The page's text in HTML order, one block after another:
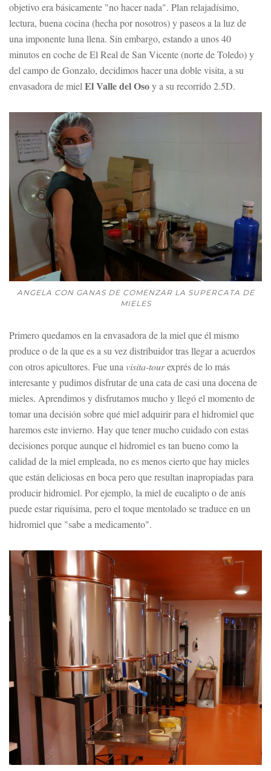
objetivo era básicamente "no hacer nada". Plan relajadísimo,
lectura, buena cocina (hecha por nosotros) y paseos a la luz de
una imponente luna llena. Sin embargo, estando a unos 40
minutos en coche de El Real de San Vicente (norte de Toledo) y
del campo de Gonzalo, decidimos hacer una doble visita, a su
envasadora de miel El Valle del Osoy a su recorrido 2.5D.
ANGELA CON GANAS DE COMENZAR LA SUPERCATA DE
MIELES
Primero quedamos en la envasadora de la miel que él mismo
produce o de la que es a su vez distribuidor tras llegar a acuerdos
con otros apicultores. Fue una visita-tourexprés de lo más
interesante y pudimos disfrutar de una cata de casi una docena de
mieles. Aprendimos y disfrutamos mucho y llegó el momento de
tomar una decisión sobre qué miel adquirir para el hidromiel que
haremos este invierno. Hay que tener mucho cuidado con estas
decisiones porque aunque el hidromiel es tan bueno como la
calidad de la miel empleada, no es menos cierto que hay mieles
que están deliciosas en boca pero que resultan inapropiadas para
producir hidromiel. Por ejemplo, la miel de eucalipto o de anís
puede estar riquísima, pero el toque mentolado se traduce en un
hidromiel que "sabe a medicamento".